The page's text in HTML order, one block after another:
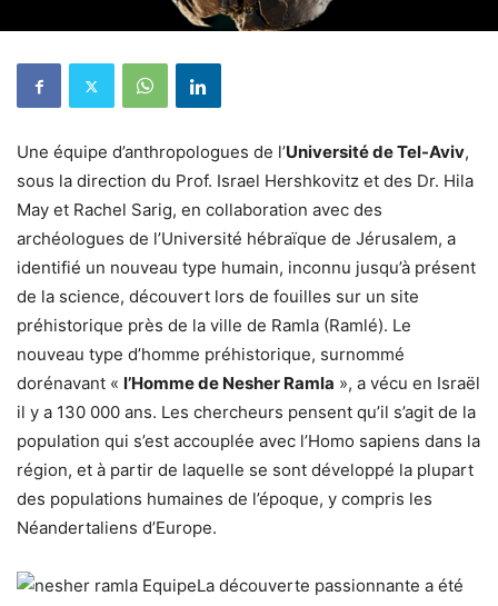
Une équipe d’anthropologues de l’Université de Tel-Aviv,
sous la direction du Prof. Israel Hershkovitz et des Dr. Hila
May et Rachel Sarig, en collaboration avec des
archéologues de l’Université hébraïque de Jérusalem, a
identifié un nouveau type humain, inconnu jusqu’à présent
de la science, découvert lors de fouilles sur un site
préhistorique près de la ville de Ramla (Ramlé). Le
nouveau type d’homme préhistorique, surnommé
dorénavant « l’Homme de Nesher Ramla », a vécu en Israël
il y a 130 000 ans. Les chercheurs pensent qu’il s’agit de la
population qui s’est accouplée avec l’Homo sapiens dans la
région, et à partir de laquelle se sont développé la plupart
des populations humaines de l’époque, y compris les
Néandertaliens d’Europe.
La découverte passionnante a été